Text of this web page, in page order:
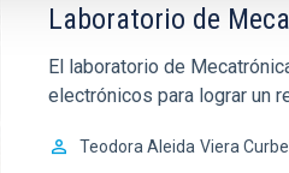
Laboratorio de
El laboratorio de
electrónicos para lograr un
Teodora Aleida Viera